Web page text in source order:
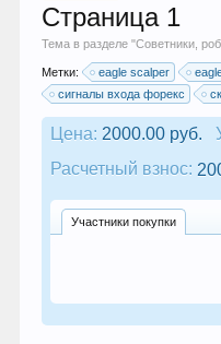
Страница 1
Тема в разделе "Советники,
Метки: eagle scalper
сигналы входа форекс
Цена: 2000.00 руб.
Расчетный взнос:
Участники покупки